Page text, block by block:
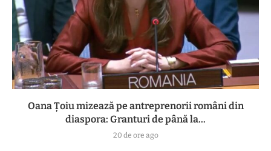
Oana Țoiu mizează pe antreprenorii români din
diaspora: Granturi de până la...
20 de ore ago